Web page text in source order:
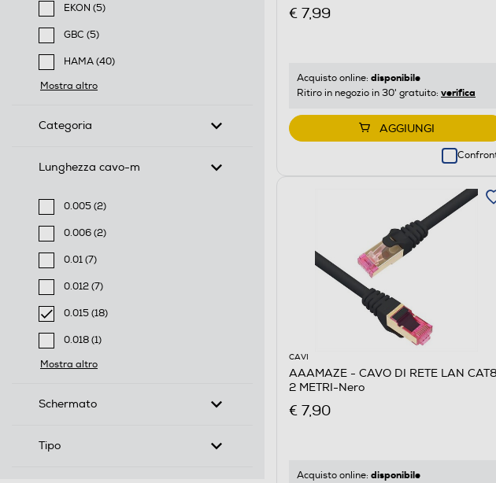
EKON (5)
Filtra per Marca: EKON
GBC (5)
Filtra per Marca: GBC
HAMA (40)
Filtra per Marca: HAMA
Mostra altro
Categoria
Lunghezza cavo-m
0.005 (2)
Filtra per Lunghezza cavo-m: 0.005
0.006 (2)
Filtra per Lunghezza cavo-m: 0.006
0.01 (7)
Filtra per Lunghezza cavo-m: 0.01
0.012 (7)
Filtra per Lunghezza cavo-m: 0.012
0.015 (18)
selected Filtro applicato per Lunghezza cavo-m: 0.015
0.018 (1)
Filtra per Lunghezza cavo-m: 0.018
Mostra altro
Schermato
Tipo
€ 7,99
Acquisto online: disponibile
Ritiro in negozio in 30' gratuito: verifica
AGGIUNGI
CAVI
AAAMAZE - CAVO DI RETE LAN CAT8
2 METRI-Nero
€ 7,90
Acquisto online: disponibile